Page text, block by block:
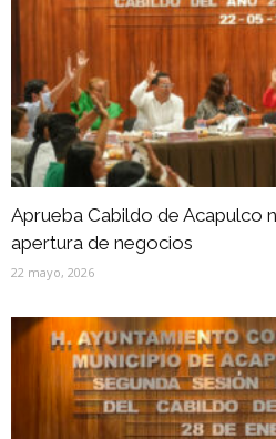
Aprueba Cabildo de Acapulco
apertura de negocios
22 mayo, 2026